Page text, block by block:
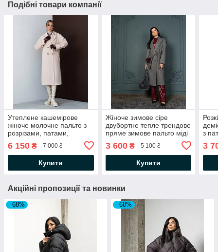
Подібні товари компанії
Утеплене кашемірове
жіноче молочне пальто з
розрізами, патами,
поясом, осінь, єврозима
6 150 ₴ 7 000 ₴
Купити
Жіноче зимове сіре
двубортне тепле трендове
пряме зимове пальто міді
3 600₴ 5 100 ₴
Купити
з
3
Акційні пропозиції та новинки
–68% –68%